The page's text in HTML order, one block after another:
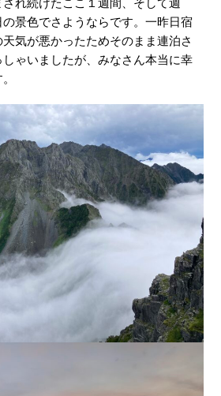
景色でさようならです。一昨日宿
気が悪かったためそのまま連泊さ
ゃいましたが、みなさん本当に幸